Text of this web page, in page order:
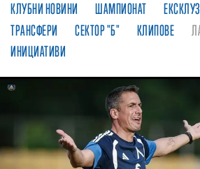
КЛУБНИ НОВИНИ ШАМПИОНАТ
ТРАНСФЕРИ
СЕКТОР "Б" КЛИПОВЕ
ИНИЦИАТИВИ